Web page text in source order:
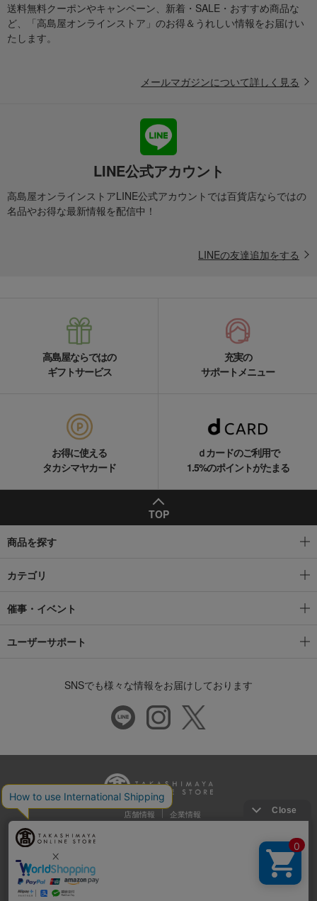
送料無料クーポンやキャンペーン、新着・SALE・おすすめ商品な
ど、「高島屋オンラインストア」のお得＆うれしい情報をお届けい
たします。
メールマガジンについて詳しく見る
LINE公式アカウント
高島屋オンラインストアLINE公式アカウントでは百貨店ならではの
名品やお得な最新情報を配信中！
LINEの友達追加をする
高島屋ならではの
ギフトサービス
充実の
サポートメニュー
お得に使える
タカシマヤカード
ｄカードのご利用で
1.5%のポイントがたまる
TOP
商品を探す
カテゴリ
催事・イベント
ユーザーサポート
SNSでも様々な情報をお届けしております
店舗情報 企業情報
推奨環境 特定商取引法に基づく表示
プライバシーポリシー
Cookie等の第三者提供について
ウェブアクセシビリティ方針